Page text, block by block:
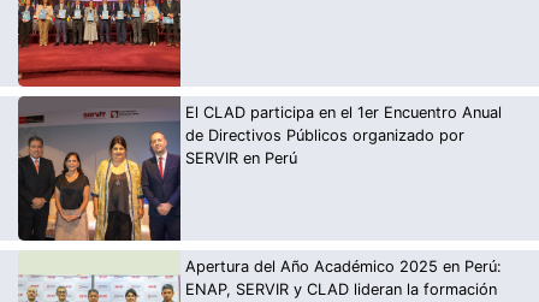
El CLAD participa en el 1er Encuentro Anual
de Directivos Públicos organizado por
SERVIR en Perú
Apertura del Año Académico 2025 en Perú:
ENAP, SERVIR y CLAD lideran la formación